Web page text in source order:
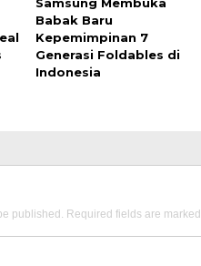
Babak Baru
Kepemimpinan 7
Generasi Foldables di
Indonesia
published. Required fields are marked